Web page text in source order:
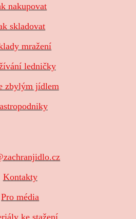
nakupovat
skladovat
mražení
ledničky
zbylým jídlem
Kontakty
Pro média
ke stažení